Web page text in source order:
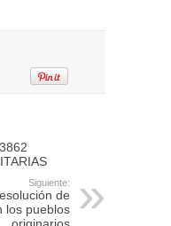
Siguiente:
de
los pueblos
originarios